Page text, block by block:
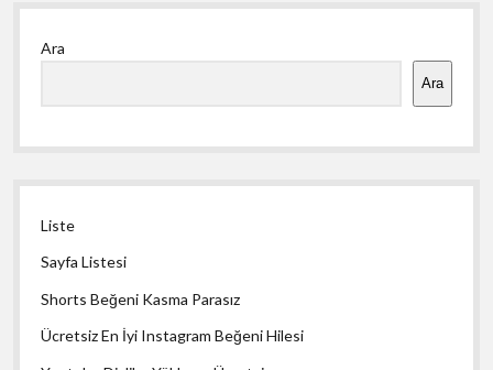
Yan
Menü
Ara
Ara
Liste
Sayfa Listesi
Shorts Beğeni Kasma Parasız
Ücretsiz En İyi Instagram Beğeni Hilesi